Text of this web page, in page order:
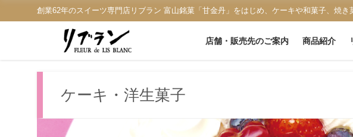
創業62年のスイーツ専門店リブラン 富山銘菓「甘金丹」をはじめ、ケーキや和菓子、焼き
店舗・販売先のご案内 商品紹介
ケーキ・洋生菓子